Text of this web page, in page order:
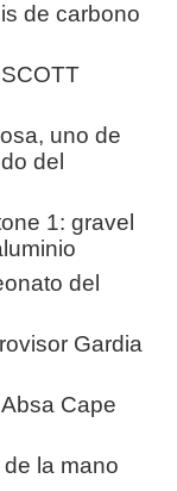
de carbono
uno de
del
1: gravel
del
Gardia
Cape
la mano